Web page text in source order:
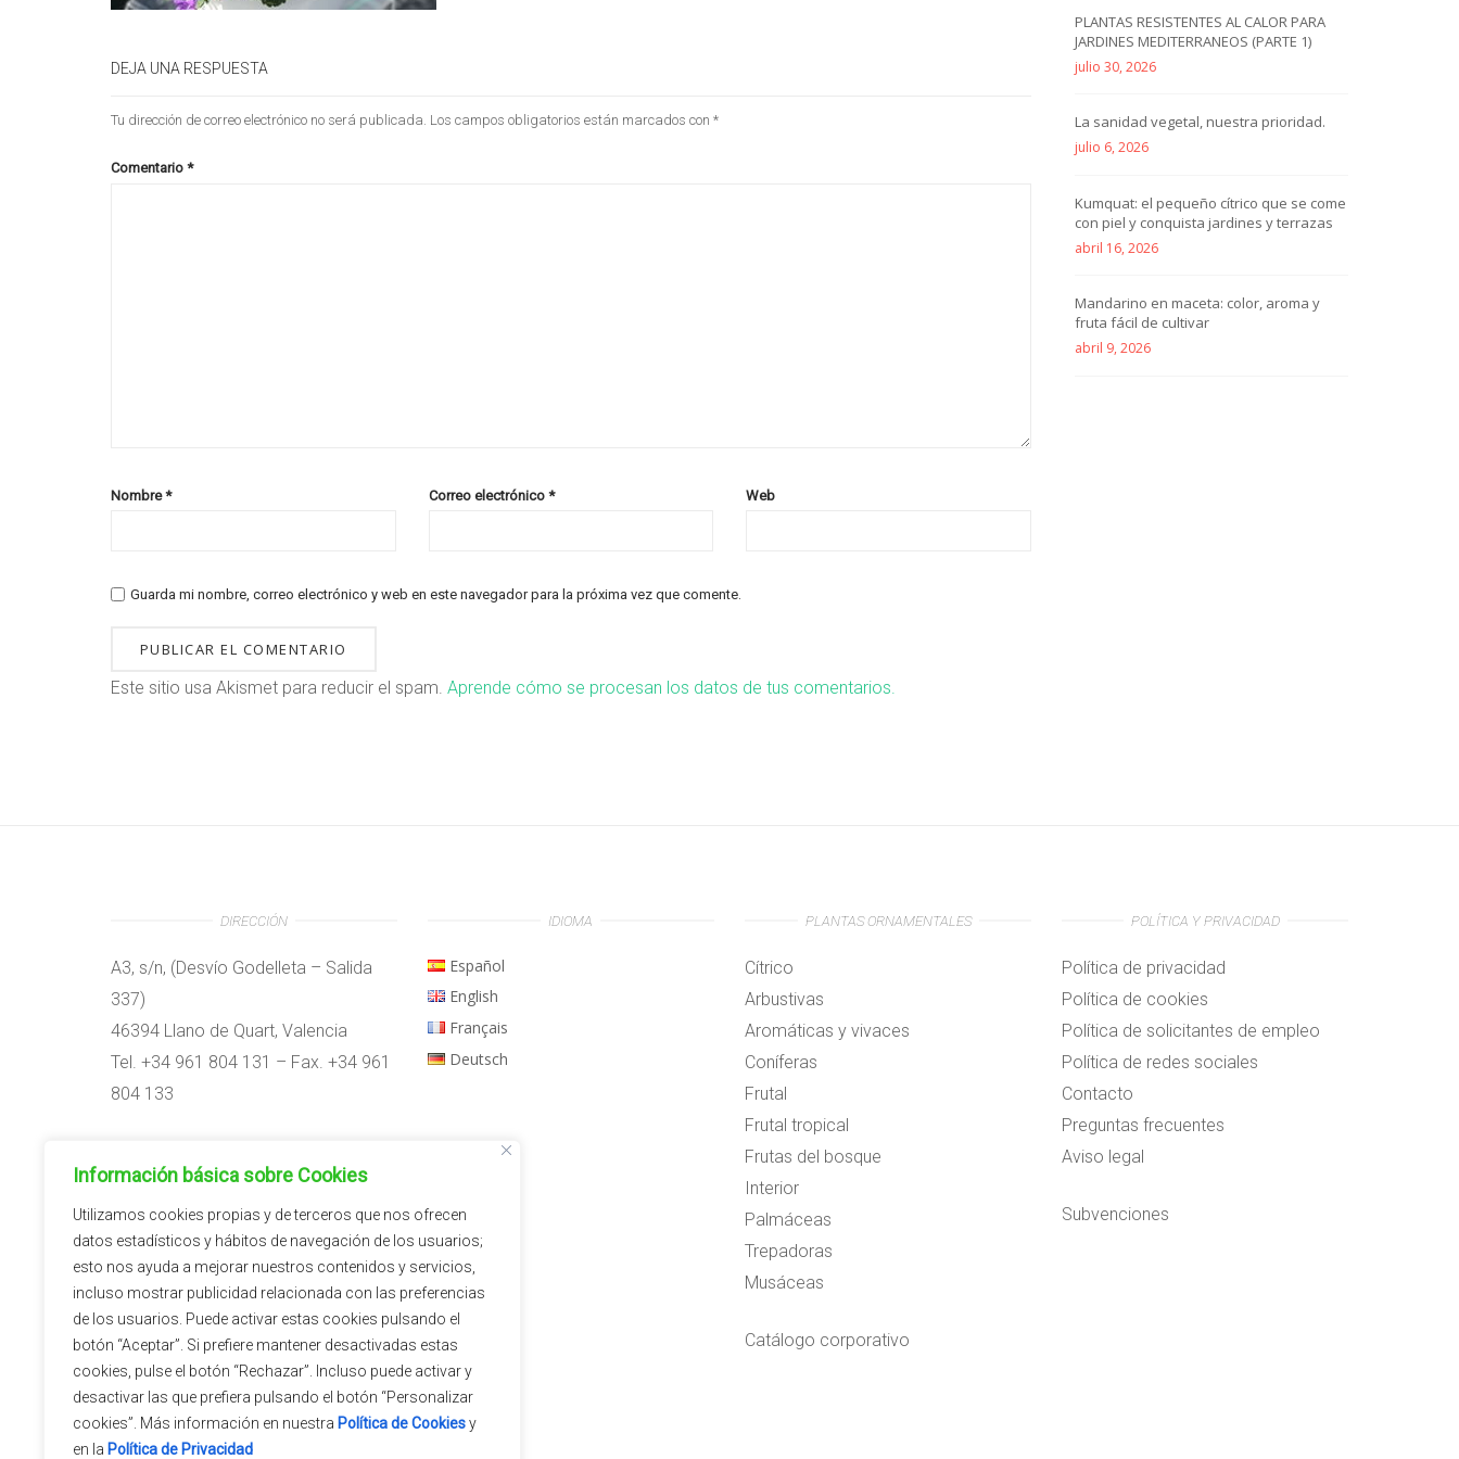
Información básica sobre Cookies
Utilizamos cookies propias y de terceros que nos ofrecen
datos estadísticos y hábitos de navegación de los usuarios;
esto nos ayuda a mejorar nuestros contenidos y servicios,
incluso mostrar publicidad relacionada con las preferencias
de los usuarios. Puede activar estas cookies pulsando el
botón “Aceptar”. Si prefiere mantener desactivadas estas
cookies, pulse el botón “Rechazar”. Incluso puede activar y
desactivar las que prefiera pulsando el botón “Personalizar
cookies”. Más información en nuestra Política de Cookiesy
en la Política de Privacidad
DEJA UNA RESPUESTA
Tu dirección de correo electrónico no será publicada. Los campos obligatorios están marcados con *
Comentario *
Nombre* Correo electrónico * Web
Guarda mi nombre, correo electrónico y web en este navegador para la próxima vez que comente.
Este sitio usa Akismet para reducir el spam. Aprende cómo se procesan los datos de tus comentarios.
PLANTAS RESISTENTES AL CALOR PARA
JARDINES MEDITERRANEOS (PARTE 1)
julio 30, 2026
La sanidad vegetal, nuestra prioridad.
julio 6, 2026
Kumquat: el pequeño cítrico que se come
con piel y conquista jardines y terrazas
abril 16, 2026
Mandarino en maceta: color, aroma y
fruta fácil de cultivar
abril 9, 2026
DIRECCIÓN
A3, s/n, (Desvío Godelleta – Salida
337)
46394 Llano de Quart, Valencia
Tel. +34 961 804 131 – Fax. +34 961
804 133
09:00h – 14:00h
15:00h – 18:00h
IDIOMA
Español
English
Français
Deutsch
PLANTAS ORNAMENTALES
Cítrico
Arbustivas
Aromáticas y vivaces
Coníferas
Frutal
Frutal tropical
Frutas del bosque
Interior
Palmáceas
Trepadoras
Musáceas
Catálogo corporativo
POLÍTICA Y PRIVACIDAD
Política de privacidad
Política de cookies
Política de solicitantes de empleo
Política de redes sociales
Contacto
Preguntas frecuentes
Aviso legal
Subvenciones